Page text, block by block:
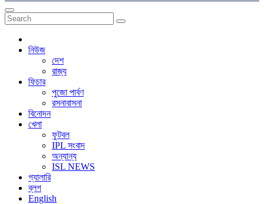
নিউজ
দেশ
রাজ্য
ফিচার
পুজো পার্বণ
রসনাবাসনা
বিনোদন
খেলা
ফুটবল
IPL সংবাদ
অন্যান্য
ISL NEWS
গ্যালারি
ব্লগ
English